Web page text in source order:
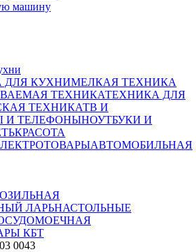
машину
ДЛЯ КУХНИМЕЛКАЯ ТЕХНИКА
ТЕХНИКАТЕХНИКА ДЛЯ
ТЕХНИКАТВ И
И ТЕЛЕФОНЫНОУТБУКИ И
КРАСОТА
АВТОМОБИЛЬНАЯ
ЛАРЬНАСТОЛЬНЫЕ
КБТ
0043